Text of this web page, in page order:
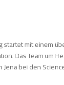
startet mit einem
Das Team um
bei den